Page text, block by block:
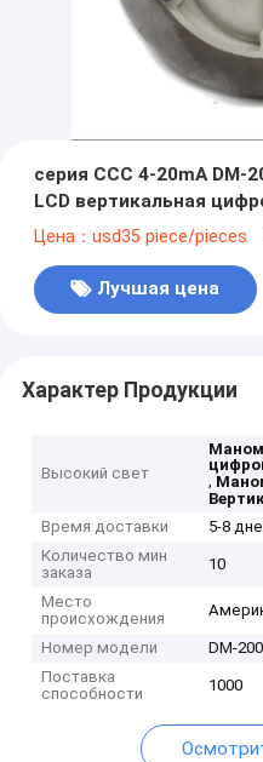
серия CCC 4-20mA
LCD вертикальная
Цена：usd35 piece/pieces
Лучшая цена
Характер Продукции
Высокий свет
,
Время доставки
5-8
Количество мин
заказа
10
Место
происхождения
Номер модели
DM-
Поставка
способности
1000